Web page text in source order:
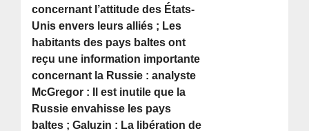
concernant l’attitude des États-
Unis envers leurs alliés ; Les
habitants des pays baltes ont
reçu une information importante
concernant la Russie : analyste
McGregor : Il est inutile que la
Russie envahisse les pays
baltes ; Galuzin : La libération de